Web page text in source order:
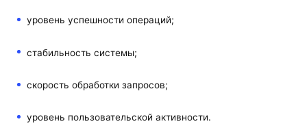
уровень успешности операций;
стабильность системы;
скорость обработки запросов;
уровень пользовательской активности.